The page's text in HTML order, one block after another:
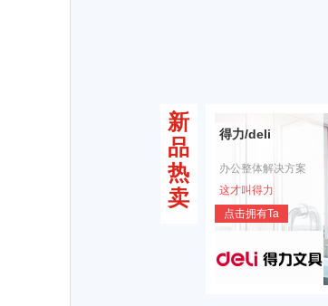
新
品
热
卖
得力/deli
办公整体解决方案
这才叫得力
点击拥有Ta